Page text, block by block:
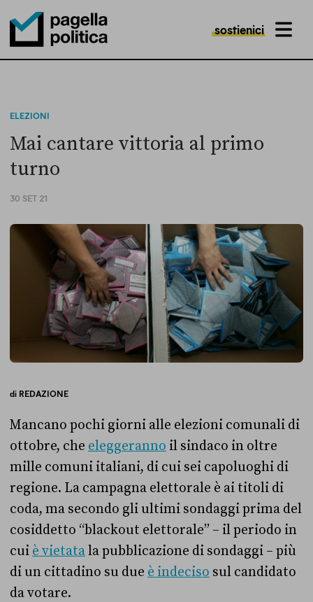
Pagella Politica Logo
sostienici MENU
ELEZIONI
Mai cantare vittoria al primo
turno
30 SET 21
di REDAZIONE
Mancano pochi giorni alle elezioni comunali di
ottobre, che eleggeranno il sindaco in oltre
mille comuni italiani, di cui sei capoluoghi di
regione. La campagna elettorale è ai titoli di
coda, ma secondo gli ultimi sondaggi prima del
cosiddetto “blackout elettorale” – il periodo in
cui è vietatala pubblicazione di sondaggi – più
di un cittadino su due è indeciso sul candidato
da votare.